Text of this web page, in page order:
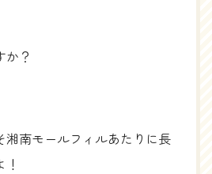
か？
湘南モールフィルあたりに長